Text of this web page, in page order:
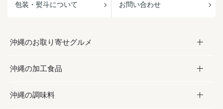
包装・熨斗について お問い合わせ
沖縄のお取り寄せグルメ
お取り寄せグルメ
フルーツ・野菜
沖縄の加工食品
加工食品
沖縄の調味料